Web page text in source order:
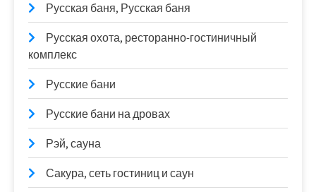
Русская баня, Русская баня
Русская охота, ресторанно-гостиничный
комплекс
Русские бани
Русские бани на дровах
Рэй, сауна
Сакура, сеть гостиниц и саун